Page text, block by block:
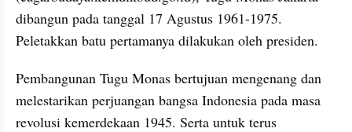
dibangun pada tanggal 17 Agustus 1961-1975.
Peletakkan batu pertamanya dilakukan oleh presiden.
Pembangunan Tugu Monas bertujuan mengenang dan
melestarikan perjuangan bangsa Indonesia pada masa
revolusi kemerdekaan 1945. Serta untuk terus